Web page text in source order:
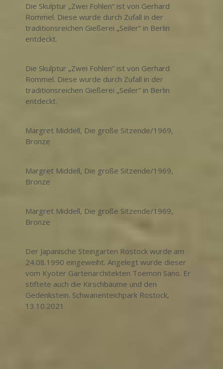
Die Skulptur „Zwei Fohlen“ ist von Gerhard
Rommel. Diese wurde durch Zufall in der
traditionsreichen Gießerei „Seiler“ in Berlin
entdeckt.
Die Skulptur „Zwei Fohlen“ ist von Gerhard
Rommel. Diese wurde durch Zufall in der
traditionsreichen Gießerei „Seiler“ in Berlin
entdeckt.
Margret Middell, Die große Sitzende/1969,
Bronze
Margret Middell, Die große Sitzende/1969,
Bronze
Margret Middell, Die große Sitzende/1969,
Bronze
Der Japanische Steingarten Rostock wurde am
24.08.1990 eingeweiht. Angelegt wurde dieser
vom Kyoter Gartenarchitekten Toemon Sano. Er
stiftete auch die Kirschbäume und den
Gedenkstein. Schwanenteichpark Rostock,
13.10.2021